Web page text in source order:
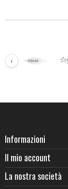
‹
Informazioni
Il mio account
La nostra società